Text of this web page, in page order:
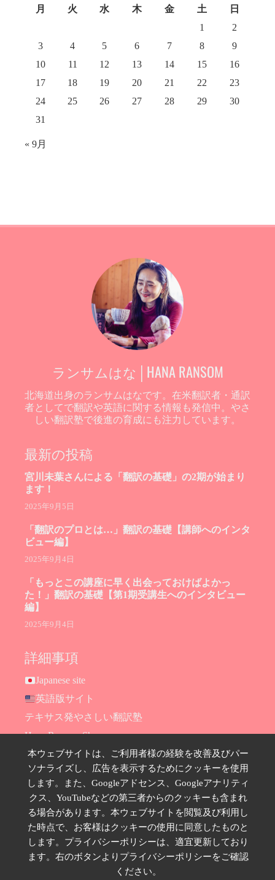
月
火 水 木 金 土
日
1
2
3
4 5 6 7 8
9
10
11 12 13 14 15
16
17
18 19 20 21 22
23
24
25 26 27 28 29
30
31
« 9月
ランサムはな│HANA RANSOM
北海道出身のランサムはなです。在米翻訳者・通訳
者としてで翻訳や英語に関する情報も発信中。やさ
しい翻訳塾で後進の育成にも注力しています。
最新の投稿
宮川未葉さんによる「翻訳の基礎」の2期が始まり
ます！
2025年9月5日
「翻訳のプロとは…」翻訳の基礎【講師へのインタ
ビュー編】
2025年9月4日
「もっとこの講座に早く出会っておけばよかっ
た！」翻訳の基礎【第1期受講生へのインタビュー
編】
2025年9月4日
詳細事項
Japanese site
英語版サイト
テキサス発やさしい翻訳塾
Hana Ransom Shop
Site map
お問い合わせ
プライバシーポリシー
特定商取引法に基づく表示
SNSのフォローはこちら
本ウェブサイトは、ご利用者様の経験を改善及びパー
ソナライズし、広告を表示するためにクッキーを使用
します。また、Googleアドセンス、Googleアナリティ
クス、YouTubeなどの第三者からのクッキーも含まれ
る場合があります。本ウェブサイトを閲覧及び利用し
た時点で、お客様はクッキーの使用に同意したものと
します。プライバシーポリシーは、適宜更新しており
ます。右のボタンよりプライバシーポリシーをご確認
ください。